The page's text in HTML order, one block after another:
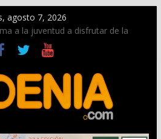
agosto 7, 2026
a la juventud a disfrutar de la
de Dénia más de 50.000 imágenes
ciudad
de ambiente la calle Marqués de
la Capitanía Cristiana
Dénia reunirá durante agosto a
en los Jardins de